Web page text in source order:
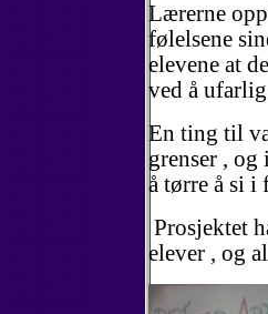
Lærerne
følelsene
elevene at
ved å
En ting til
grenser ,
å tørre å si i
Prosjektet
elever , og